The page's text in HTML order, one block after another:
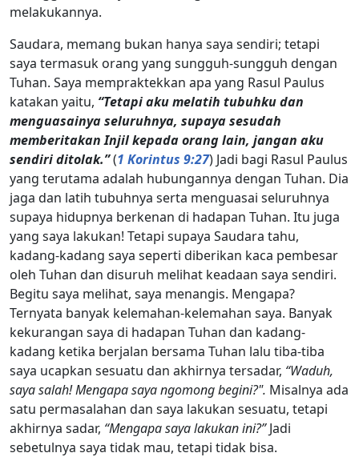
melakukannya.
Saudara, memang bukan hanya saya sendiri; tetapi
saya termasuk orang yang sungguh-sungguh dengan
Tuhan. Saya mempraktekkan apa yang Rasul Paulus
katakan yaitu, “Tetapi aku melatih tubuhku dan
menguasainya seluruhnya, supaya sesudah
memberitakan Injil kepada orang lain, jangan aku
sendiri ditolak.”(1 Korintus 9:27) Jadi bagi Rasul Paulus
yang terutama adalah hubungannya dengan Tuhan. Dia
jaga dan latih tubuhnya serta menguasai seluruhnya
supaya hidupnya berkenan di hadapan Tuhan. Itu juga
yang saya lakukan! Tetapi supaya Saudara tahu,
kadang-kadang saya seperti diberikan kaca pembesar
oleh Tuhan dan disuruh melihat keadaan saya sendiri.
Begitu saya melihat, saya menangis. Mengapa?
Ternyata banyak kelemahan-kelemahan saya. Banyak
kekurangan saya di hadapan Tuhan dan kadang-
kadang ketika berjalan bersama Tuhan lalu tiba-tiba
saya ucapkan sesuatu dan akhirnya tersadar, “Waduh,
saya salah! Mengapa saya ngomong begini?". Misalnya ada
satu permasalahan dan saya lakukan sesuatu, tetapi
akhirnya sadar, “Mengapa saya lakukan ini?”Jadi
sebetulnya saya tidak mau, tetapi tidak bisa.